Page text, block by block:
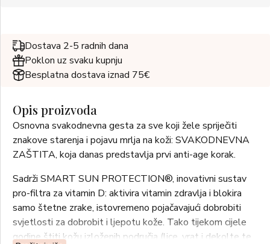
Dostava 2-5 radnih dana
Poklon uz svaku kupnju
Besplatna dostava iznad 75€
Opis proizvoda
Osnovna svakodnevna gesta za sve koji žele spriječiti
znakove starenja i pojavu mrlja na koži: SVAKODNEVNA
ZAŠTITA, koja danas predstavlja prvi anti-age korak.
Sadrži SMART SUN PROTECTION®, inovativni sustav
pro-filtra za vitamin D: aktivira vitamin zdravlja i blokira
samo štetne zrake, istovremeno pojačavajući dobrobiti
svjetlosti za dobrobit i ljepotu kože. Tako tijekom cijele
godine štiti kožu izloženih područja (lice, vrat i dekolte te